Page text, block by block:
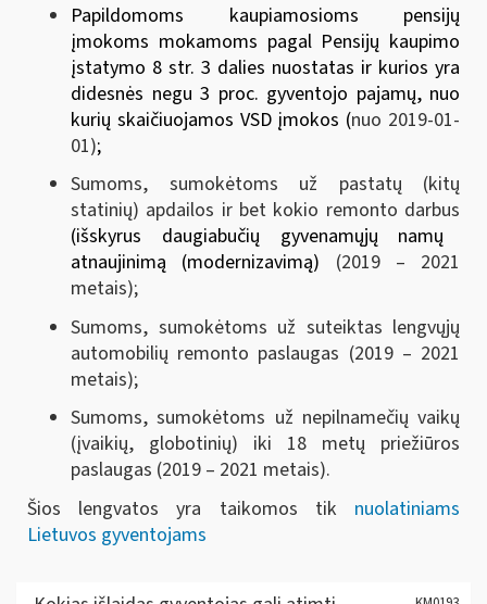
Papildomoms kaupiamosioms pensijų
įmokoms mokamoms pagal Pensijų kaupimo
įstatymo 8 str. 3 dalies nuostatas ir kurios yra
didesnės negu 3 proc. gyventojo pajamų, nuo
kurių skaičiuojamos VSD įmokos (nuo 2019-01-
01);
Sumoms, sumokėtoms už pastatų (kitų
statinių) apdailos ir bet kokio remonto darbus
(išskyrus daugiabučių gyvenamųjų namų
atnaujinimą (modernizavimą) (2019 – 2021
metais);
Sumoms, sumokėtoms už suteiktas lengvųjų
automobilių remonto paslaugas (2019 – 2021
metais);
Sumoms, sumokėtoms už nepilnamečių vaikų
(įvaikių, globotinių) iki 18 metų priežiūros
paslaugas (2019 – 2021 metais).
Šios lengvatos yra taikomos tik nuolatiniams
Lietuvos gyventojams